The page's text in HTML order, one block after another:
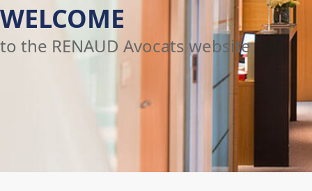
WELCOME
to the RENAUD Avocats website